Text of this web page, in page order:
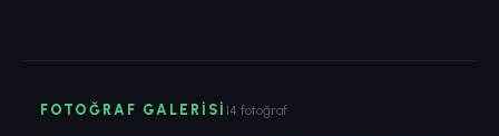
FOTOĞRAF GALERISI 14 fotoğraf